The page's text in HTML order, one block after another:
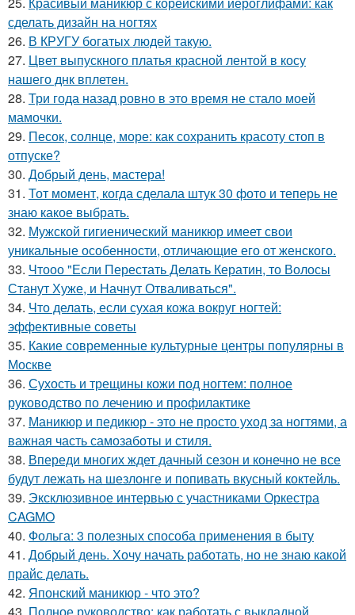
сделать дизайн на ногтях
26. В КРУГУ богатых людей такую.
27. Цвет выпускного платья красной лентой в косу
нашего днк вплетен.
28. Три года назад ровно в это время не стало моей
мамочки.
29. Песок, солнце, море: как сохранить красоту стоп в
отпуске?
30. Добрый день, мастера!
31. Тот момент, когда сделала штук 30 фото и теперь не
знаю какое выбрать.
32. Мужской гигиенический маникюр имеет свои
уникальные особенности, отличающие его от женского.
33. Чтооо "Если Перестать Делать Кератин, то Волосы
Станут Хуже, и Начнут Отваливаться".
34. Что делать, если сухая кожа вокруг ногтей:
эффективные советы
35. Какие современные культурные центры популярны в
Москве
36. Сухость и трещины кожи под ногтем: полное
руководство по лечению и профилактике
37. Маникюр и педикюр - это не просто уход за ногтями, а
важная часть самозаботы и стиля.
38. Впереди многих ждет дачный сезон и конечно не все
будут лежать на шезлонге и попивать вкусный коктейль.
39. Эксклюзивное интервью с участниками Оркестра
CAGMO
40. Фольга: 3 полезных способа применения в быту
41. Добрый день. Хочу начать работать, но не знаю какой
прайс делать.
42. Японский маникюр - что это?